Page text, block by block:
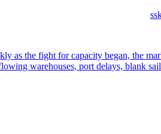
as the fight for capacity began, the
warehouses, port delays, blank